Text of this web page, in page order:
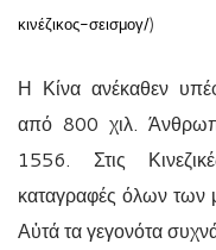
κινέζικος-σεισμογ/)
Η Κίνα ανέκαθεν
από 800 χιλ.
1556. Στις
καταγραφές όλων των
Αὐτά τα γεγονότα